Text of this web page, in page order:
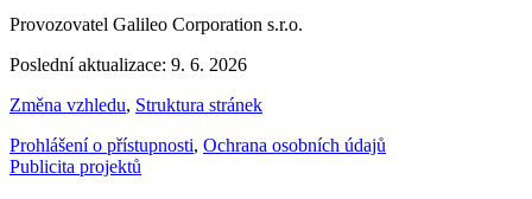
Provozovatel Galileo Corporation s.r.o.
Poslední aktualizace: 9. 6. 2026
Změna vzhledu, Struktura stránek
Prohlášení o přístupnosti, Ochrana osobních údajů
Publicita projektů